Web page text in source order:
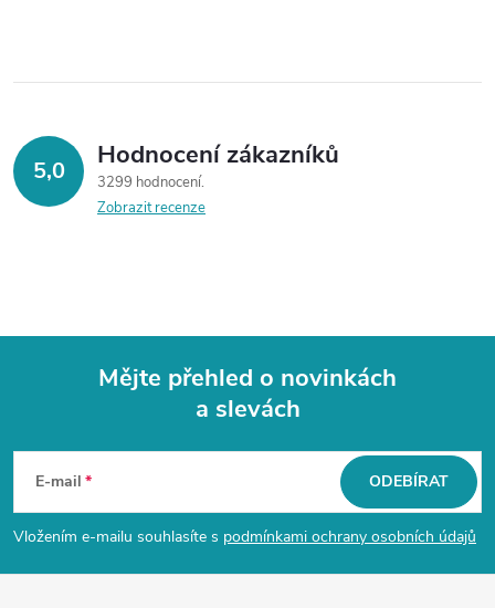
5,0 Hodnocení zákazníků
3299 hodnocení
Zobrazit recenze
p
Mějte přehled o novinkách
a slevách
E-mail
Vložením e-mailu souhlasíte s podmínkami ochrany osobních údajů
ODEBÍRAT